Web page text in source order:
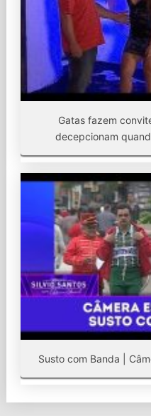
Gatas fazem
decepcionam
Susto com Banda |